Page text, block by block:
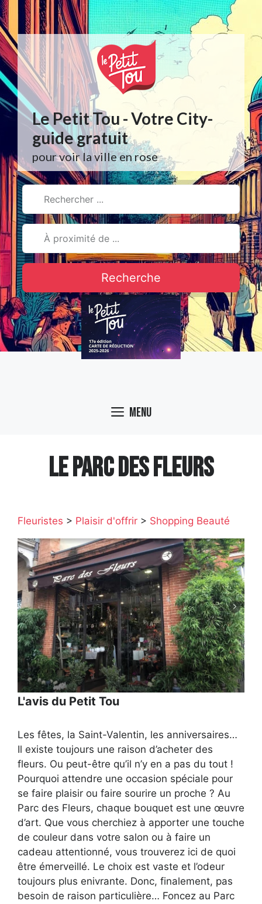
Aller
au
contenu
Le Petit Tou - Votre City-
guide gratuit
pour voir la ville en rose
Recherche
Menu
LE PARC DES FLEURS
Fleuristes > Plaisir d'offrir > Shopping Beauté
L'avis du Petit Tou
Les fêtes, la Saint-Valentin, les anniversaires…
Il existe toujours une raison d’acheter des
fleurs. Ou peut-être qu’il n’y en a pas du tout !
Pourquoi attendre une occasion spéciale pour
se faire plaisir ou faire sourire un proche ? Au
Parc des Fleurs, chaque bouquet est une œuvre
d’art. Que vous cherchiez à apporter une touche
de couleur dans votre salon ou à faire un
cadeau attentionné, vous trouverez ici de quoi
être émerveillé. Le choix est vaste et l’odeur
toujours plus enivrante. Donc, finalement, pas
besoin de raison particulière… Foncez au Parc